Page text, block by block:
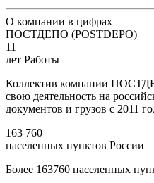
О компании в цифрах
ПОСТДЕПО (POSTDEPO)
11
лет Работы
Коллектив компании
свою деятельность на
документов и грузов с 2011
163 760
населенных пунктов России
Более 163760 населенных